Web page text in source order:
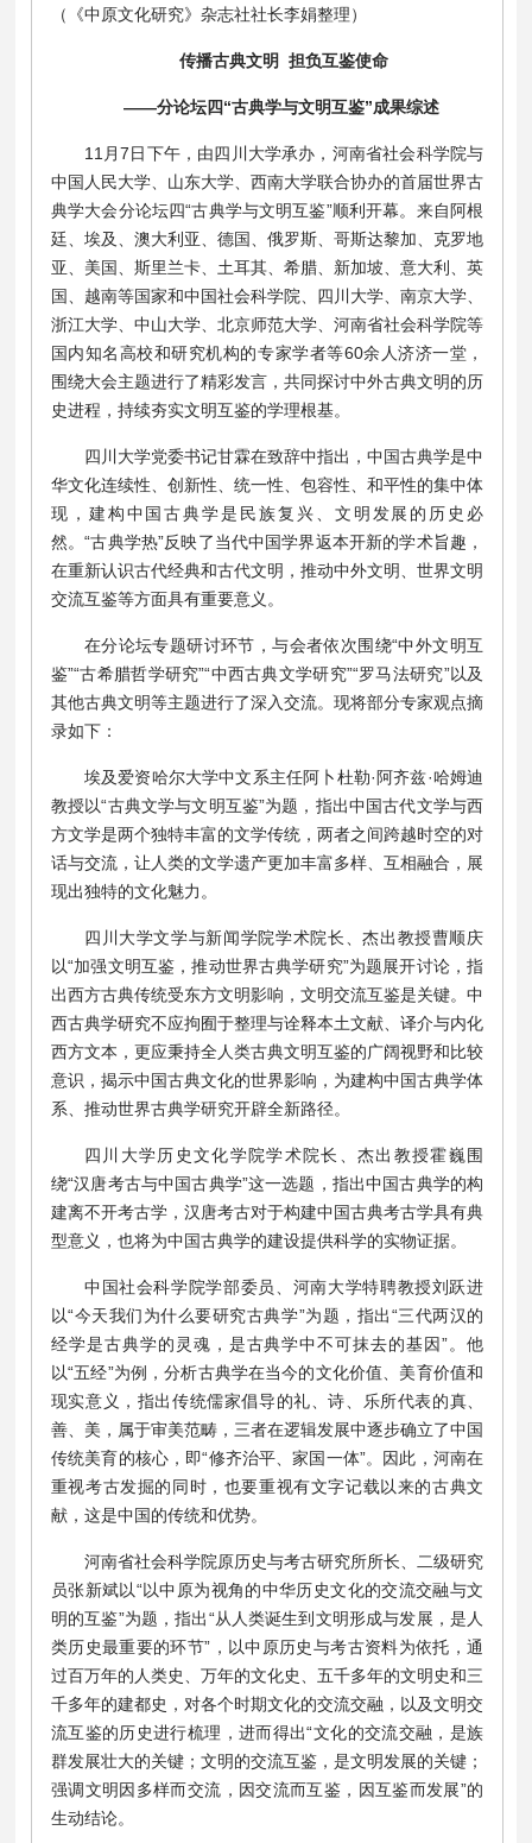
（《中原文化研究》杂志社社长李娟整理）
传播古典文明 担负互鉴使命
——分论坛四“古典学与文明互鉴”成果综述
11月7日下午，由四川大学承办，河南省社会科学院与
中国人民大学、山东大学、西南大学联合协办的首届世界古
典学大会分论坛四“古典学与文明互鉴”顺利开幕。来自阿根
廷、埃及、澳大利亚、德国、俄罗斯、哥斯达黎加、克罗地
亚、美国、斯里兰卡、土耳其、希腊、新加坡、意大利、英
国、越南等国家和中国社会科学院、四川大学、南京大学、
浙江大学、中山大学、北京师范大学、河南省社会科学院等
国内知名高校和研究机构的专家学者等60余人济济一堂，
围绕大会主题进行了精彩发言，共同探讨中外古典文明的历
史进程，持续夯实文明互鉴的学理根基。
四川大学党委书记甘霖在致辞中指出，中国古典学是中
华文化连续性、创新性、统一性、包容性、和平性的集中体
现，建构中国古典学是民族复兴、文明发展的历史必
然。“古典学热”反映了当代中国学界返本开新的学术旨趣，
在重新认识古代经典和古代文明，推动中外文明、世界文明
交流互鉴等方面具有重要意义。
在分论坛专题研讨环节，与会者依次围绕“中外文明互
鉴”“古希腊哲学研究”“中西古典文学研究”“罗马法研究”以及
其他古典文明等主题进行了深入交流。现将部分专家观点摘
录如下：
埃及爱资哈尔大学中文系主任阿卜杜勒·阿齐兹·哈姆迪
教授以“古典文学与文明互鉴”为题，指出中国古代文学与西
方文学是两个独特丰富的文学传统，两者之间跨越时空的对
话与交流，让人类的文学遗产更加丰富多样、互相融合，展
现出独特的文化魅力。
四川大学文学与新闻学院学术院长、杰出教授曹顺庆
以“加强文明互鉴，推动世界古典学研究”为题展开讨论，指
出西方古典传统受东方文明影响，文明交流互鉴是关键。中
西古典学研究不应拘囿于整理与诠释本土文献、译介与内化
西方文本，更应秉持全人类古典文明互鉴的广阔视野和比较
意识，揭示中国古典文化的世界影响，为建构中国古典学体
系、推动世界古典学研究开辟全新路径。
四川大学历史文化学院学术院长、杰出教授霍巍围
绕“汉唐考古与中国古典学”这一选题，指出中国古典学的构
建离不开考古学，汉唐考古对于构建中国古典考古学具有典
型意义，也将为中国古典学的建设提供科学的实物证据。
中国社会科学院学部委员、河南大学特聘教授刘跃进
以“今天我们为什么要研究古典学”为题，指出“三代两汉的
经学是古典学的灵魂，是古典学中不可抹去的基因”。他
以“五经”为例，分析古典学在当今的文化价值、美育价值和
现实意义，指出传统儒家倡导的礼、诗、乐所代表的真、
善、美，属于审美范畴，三者在逻辑发展中逐步确立了中国
传统美育的核心，即“修齐治平、家国一体”。因此，河南在
重视考古发掘的同时，也要重视有文字记载以来的古典文
献，这是中国的传统和优势。
河南省社会科学院原历史与考古研究所所长、二级研究
员张新斌以“以中原为视角的中华历史文化的交流交融与文
明的互鉴”为题，指出“从人类诞生到文明形成与发展，是人
类历史最重要的环节”，以中原历史与考古资料为依托，通
过百万年的人类史、万年的文化史、五千多年的文明史和三
千多年的建都史，对各个时期文化的交流交融，以及文明交
流互鉴的历史进行梳理，进而得出“文化的交流交融，是族
群发展壮大的关键；文明的交流互鉴，是文明发展的关键；
强调文明因多样而交流，因交流而互鉴，因互鉴而发展”的
生动结论。